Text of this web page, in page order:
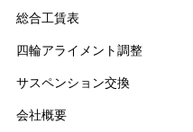
総合工賃表
四輪アライメント調整
サスペンション交換
会社概要